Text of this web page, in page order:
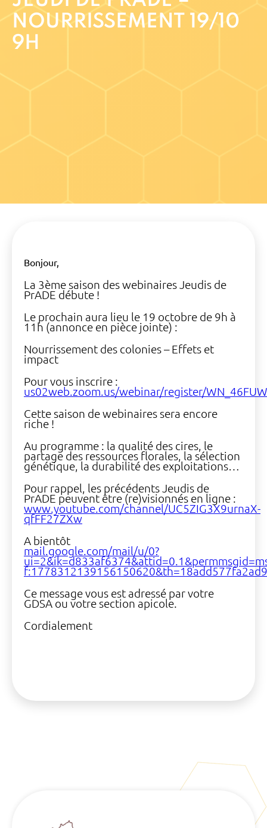
NOURRISSEMENT 19/10
9H
Bonjour,
La 3ème saison des webinaires Jeudis de
PrADE débute !
Le prochain aura lieu le 19 octobre de 9h à
11h (annonce en pièce jointe) :
Nourrissement des colonies – Effets et
impact
Pour vous inscrire :
us02web.zoom.us/webinar/register/
Cette saison de webinaires sera encore
riche !
Au programme : la qualité des cires, le
partage des ressources florales, la sélection
génétique, la durabilité des exploitations…
Pour rappel, les précédents Jeudis de
PrADE peuvent être (re)visionnés en ligne :
www.youtube.com/channel/UC5ZIG3X9urnaX-
qfFF27ZXw
A bientôt
mail.google.com/mail/u/0?
Ce message vous est adressé par votre
GDSA ou votre section apicole.
Cordialement